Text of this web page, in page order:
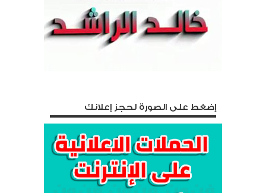
إضغط على الصورة لحجز إعلانك